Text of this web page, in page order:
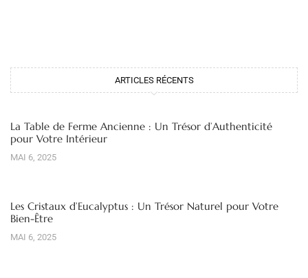
ARTICLES RÉCENTS
La Table de Ferme Ancienne : Un Trésor d’Authenticité
pour Votre Intérieur
MAI 6, 2025
Les Cristaux d’Eucalyptus : Un Trésor Naturel pour Votre
Bien-Être
MAI 6, 2025